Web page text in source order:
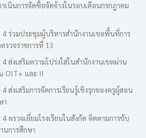
เนินการจัดซื้อจัดจ้างในรอบเดือนกรกฎาคม
ร่วมประชุมผู้บริหารสำนักงานเขตพื้นที่การ
รวจราชการที่ 13
ส่งเสริมความโปร่งใสในสำนักงานเขตผ่าน
OIT+ และ II
ส่งเสริมการจัดการเรียนรู้เชิงรุกของครูผู้สอน
า
ตรวจเยี่ยมโรงเรียนในสังกัด ติดตามการขับ
นการศึกษา